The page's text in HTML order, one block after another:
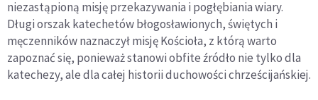
niezastąpioną misję przekazywania i pogłębiania wiary.
Długi orszak katechetów błogosławionych, świętych i
męczenników naznaczył misję Kościoła, z którą warto
zapoznać się, ponieważ stanowi obfite źródło nie tylko dla
katechezy, ale dla całej historii duchowości chrześcijańskiej.